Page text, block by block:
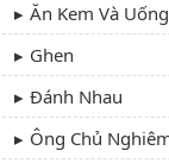
Ăn Kem Và
Ghen
Đánh Nhau
Ông Chủ